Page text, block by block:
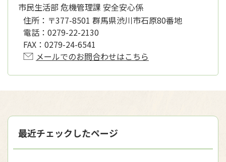
市民生活部 危機管理課 安全安心係
住所： 〒377-8501 群馬県渋川市石原80番地
電話： 0279-22-2130
FAX： 0279-24-6541
メールでのお問合わせはこちら
最近チェックしたページ